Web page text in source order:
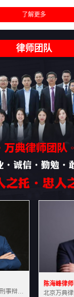
了解更多
律师团队
全国知名土地拆迁律师、刑事辩护律师北京万典律师事务所主任中国法学会会员北京市行政法研究会理事
陈海峰律师